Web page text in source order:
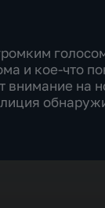
и кое-что
внимание на